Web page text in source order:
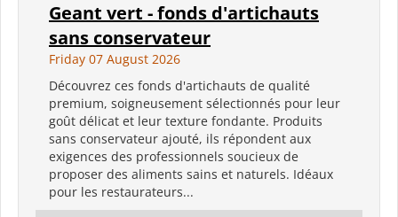
Geant vert - fonds d'artichauts
sans conservateur
Friday 07 August 2026
Découvrez ces fonds d'artichauts de qualité
premium, soigneusement sélectionnés pour leur
goût délicat et leur texture fondante. Produits
sans conservateur ajouté, ils répondent aux
exigences des professionnels soucieux de
proposer des aliments sains et naturels. Idéaux
pour les restaurateurs...